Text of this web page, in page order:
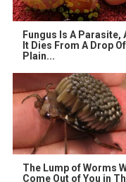
Fungus Is A Parasite,
It Dies From A Drop Of
Plain...
The Lump of Worms
Come Out of You in